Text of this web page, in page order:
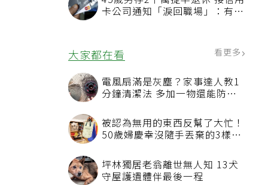
45歲男存2千萬提早退休 接信用
卡公司通知「淚回職場」：有錢
大家都在看
電風扇滿是灰塵？家事達人教1
分鐘清潔法 多加一物還能防髒
被認為無用的東西反幫了大忙！
50歲婦慶幸沒隨手丟棄的3樣物
坪林獨居老翁離世無人知 13犬